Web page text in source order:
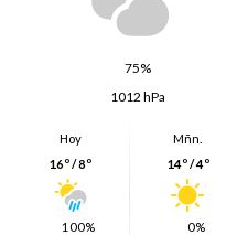
75%
1012 hPa
Hoy
16º / 8º
100%
Mñn.
14º / 4º
0%